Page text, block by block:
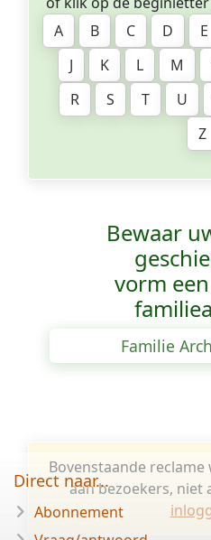
A
B C D E
J
K L M
R
S T U
Z
Bewaar
vorm
Familie
Bovenstaande
aan bezoekers, niet
Direct naar...
Abonnement